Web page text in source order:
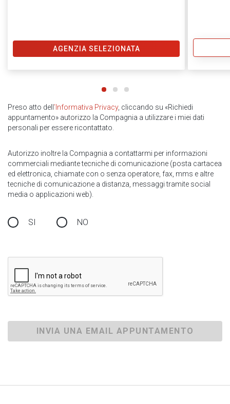
AGENZIA SELEZIONATA
Preso atto dell ’Informativa Privacy, cliccando su «Richiedi
appuntamento» autorizzo la Compagnia a utilizzare i miei dati
personali per essere ricontattato.
Autorizzo inoltre la Compagnia a contattarmi per informazioni
commerciali mediante tecniche di comunicazione (posta cartacea
ed elettronica, chiamate con o senza operatore, fax, mms e altre
tecniche di comunicazione a distanza, messaggi tramite social
media o applicazioni web).
SI NO
INVIA UNA EMAIL APPUNTAMENTO